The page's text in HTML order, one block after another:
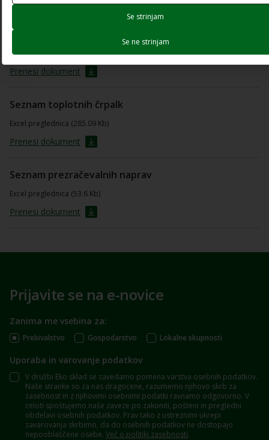
Odpri dokument
Prenesi dokument
Seznam toplotnih črpalk
Excel preglednica (285.09 Kb)
Prenesi dokument
Seznam prezračevalnih naprav
Excel preglednica (53.6 Kb)
Prenesi dokument
Prijavite se na e-novice
Zanima me vsebina za:
Prebivalstvo Gospodarstvo Lokalne skupnosti
Uporaba in varovanje podatkov
V družbi Eko sklad se zavedamo pomena varstva osebnih podatkov.
Naše stranke so za nas dragocene, razumemo njihovo skrb za
zasebnost in z njihovimi osebnimi podatki ravnamo odgovorno. V
celoti spoštujemo naše zaveze po zakoniti, pošteni in pregledni
obdelavi osebnih podatkov. Prav tako z ustreznimi ukrepi
zavarovanja skrbimo, da do osebnih podatkov ne dostopajo
nepooblaščene osebe. Več o politiki zasebnosti.
Se strinjam
Se ne strinjam